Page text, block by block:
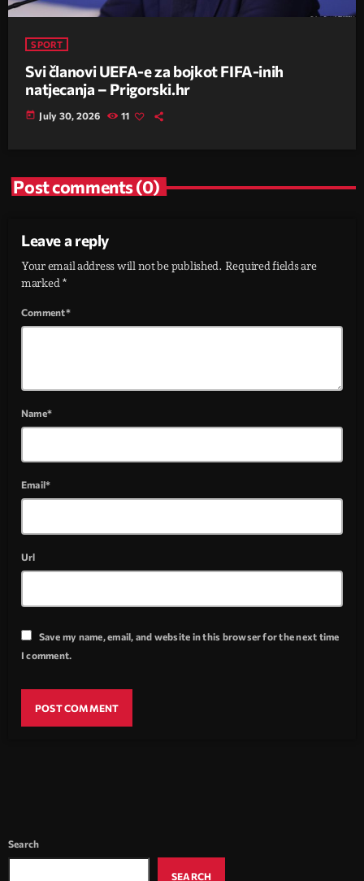
SPORT
Svi članovi UEFA-e za bojkot FIFA-inih
natjecanja – Prigorski.hr
today July 30, 2026 11
Post comments (0)
Leave a reply
Your email address will not be published. Required fields are
marked *
Comment*
Name*
Email*
Url
Save my name, email, and website in this browser for the next time
I comment.
Search
SEARCH